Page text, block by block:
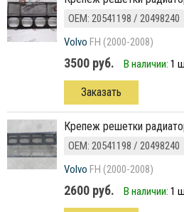
ОЕМ: 20541198 / 20498240
Volvo FH (2000-2008)
3500 руб. В наличии: 1
Заказать
крепеж решетки
ОЕМ: 20541198 / 20498240
Volvo FH (2000-2008)
2600 руб. В наличии: 1